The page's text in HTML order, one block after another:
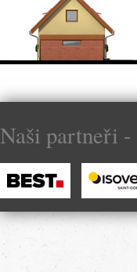
Naši partneři -